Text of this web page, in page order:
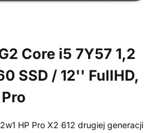
Core i5 7Y57 1,2
SSD / 12'' FullHD,
HP Pro X2 612 drugiej generacji